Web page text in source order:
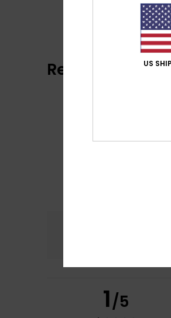
Reviews van
1/5
US